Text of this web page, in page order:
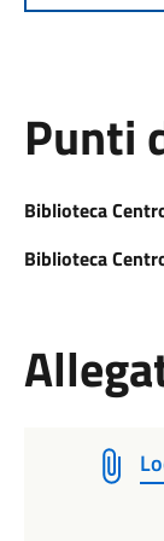
Punti
Biblioteca
Biblioteca